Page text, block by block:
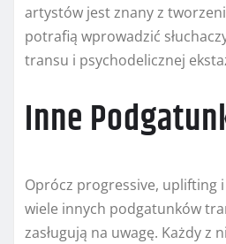
artystów jest znany z
potrafią wprowadzić
transu i psychodelicznej
Inne
Oprócz progressive, uplifting
wiele innych podgatunków
zasługują na uwagę. Każdy z